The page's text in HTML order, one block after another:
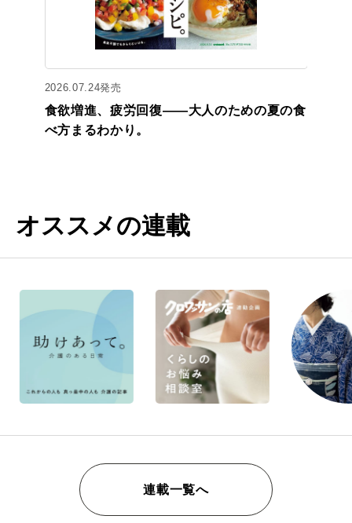
2026.07.24発売
食欲増進、疲労回復——大人のための夏の食
べ方まるわかり。
オススメの連載
連載一覧へ